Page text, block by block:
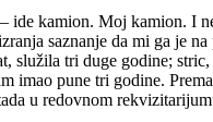
kamion. Moj kamion. I
saznanje da mi ga je
služila tri duge godine;
imao pune tri godine.
u redovnom